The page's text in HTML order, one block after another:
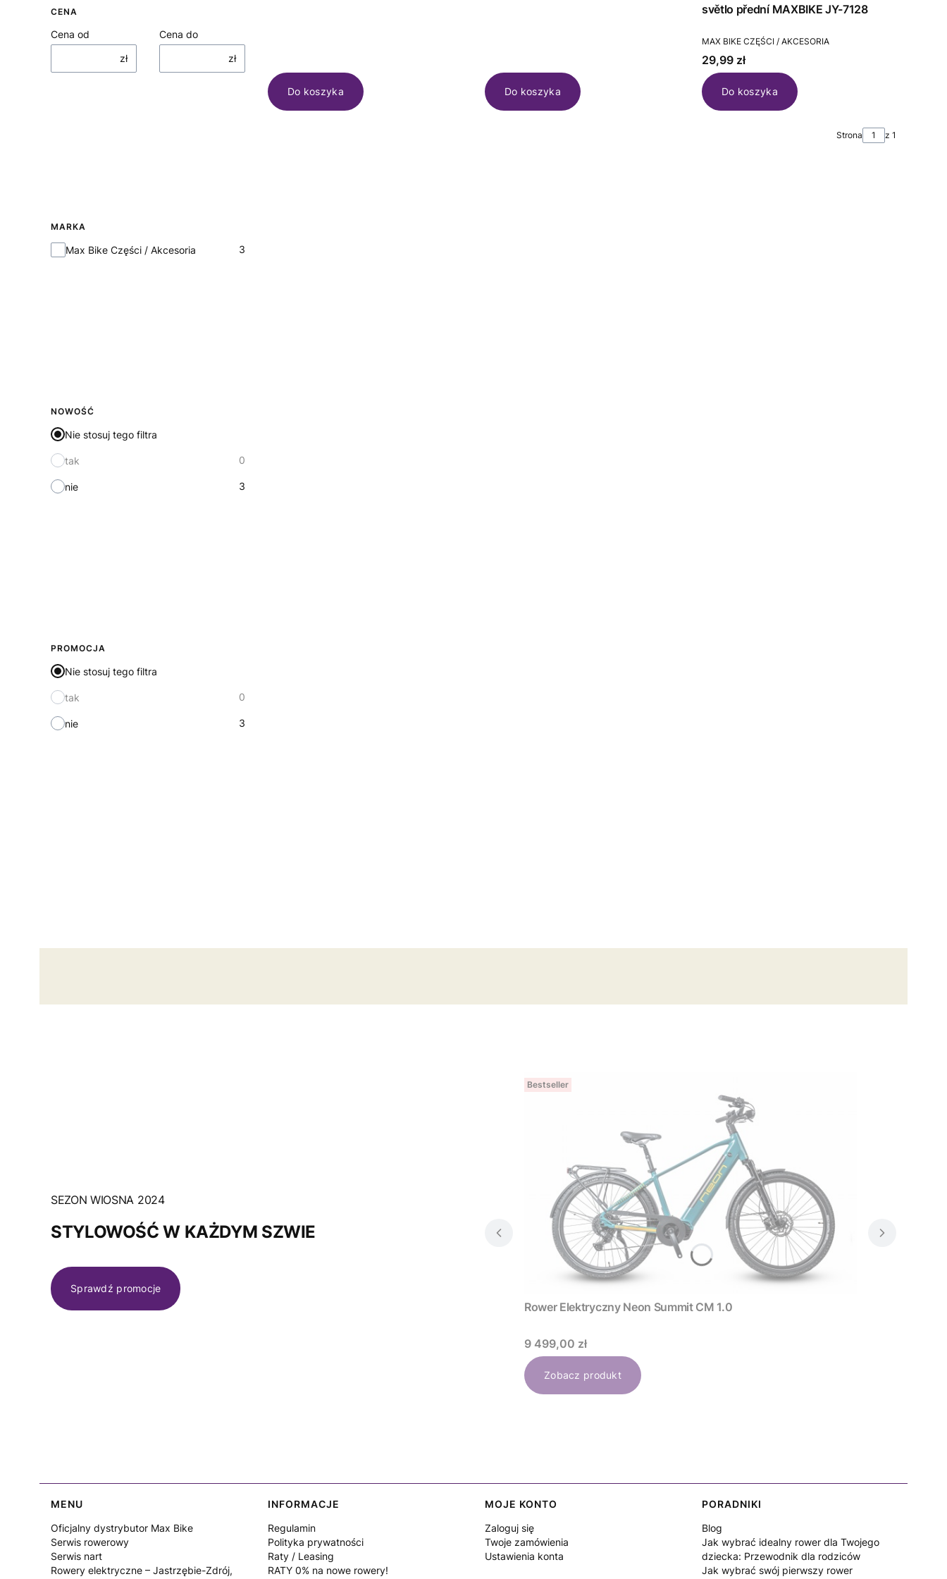
CENA
Cena od
zł
Cena do
zł
MARKA
MarkaMax Bike Części / Akcesoria 3
NOWOŚĆ
Nie stosuj tego filtra
tak 0
nie 3
PROMOCJA
Nie stosuj tego filtra
tak 0
nie 3
Do koszyka Do koszyka
světlo přední MAXBIKE JY-7128
PRODUCENT
MAX BIKE CZĘŚCI / AKCESORIA
Cena
29,99 zł
Do koszyka
Strona z 1
SEZON WIOSNA 2024
STYLOWOŚĆ W KAŻDYM SZWIE
Sprawdź promocje
Bestseller
Rower Elektryczny Neon Summit CM 1.0
Cena
9 499,00 zł
Zobacz produkt
Linki w stopce
MENU
Oficjalny dystrybutor Max Bike
Serwis rowerowy
Serwis nart
Rowery elektryczne – Jastrzębie-Zdrój,
INFORMACJE
Regulamin
Polityka prywatności
Raty / Leasing
RATY 0% na nowe rowery!
MOJE KONTO
Zaloguj się
Twoje zamówienia
Ustawienia konta
PORADNIKI
Blog
Jak wybrać idealny rower dla Twojego
dziecka: Przewodnik dla rodziców
Jak wybrać swój pierwszy rower